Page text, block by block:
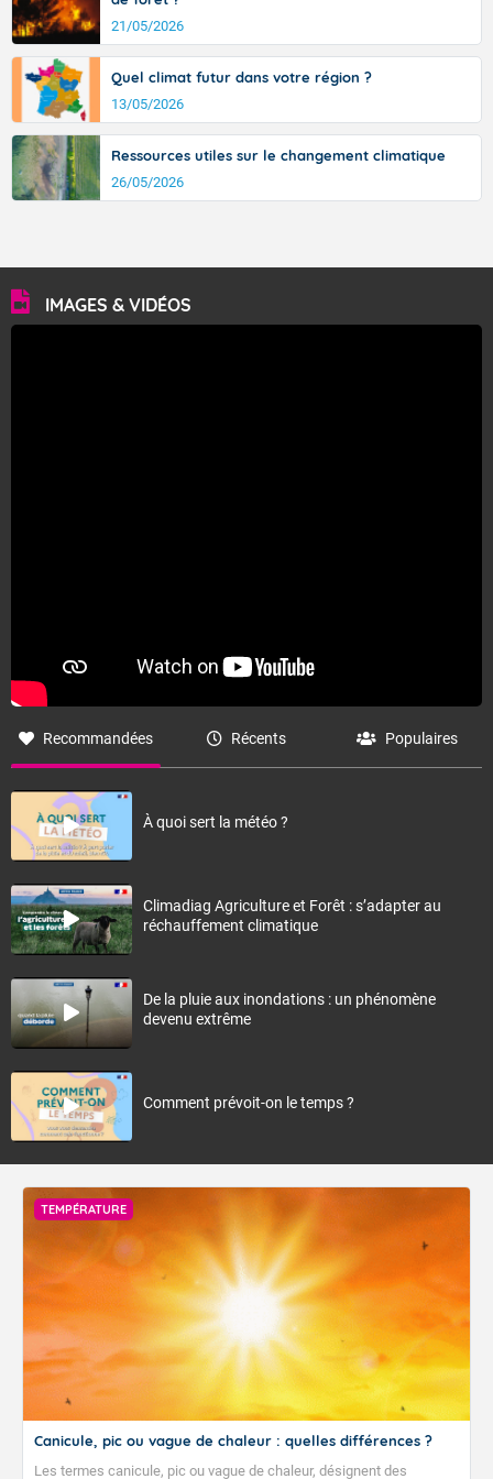
21/05/2026
Quel climat futur dans votre région ?
13/05/2026
Ressources utiles sur le changement climatique
26/05/2026
IMAGES & VIDÉOS
Recommandées Récents Populaires
À quoi sert la météo ?
Climadiag Agriculture et Forêt : s’adapter au
réchauffement climatique
De la pluie aux inondations : un phénomène
devenu extrême
Comment prévoit-on le temps ?
TEMPÉRATURE
Canicule, pic ou vague de chaleur : quelles différences ?
Les termes canicule, pic ou vague de chaleur, désignent des